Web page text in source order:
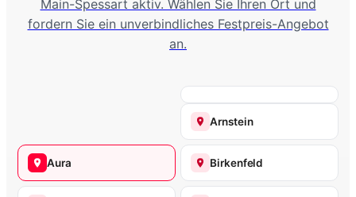
Main-Spessart aktiv. Wählen Sie Ihren Ort und
fordern Sie ein unverbindliches Festpreis-Angebot
an.
Arnstein
Aura Birkenfeld